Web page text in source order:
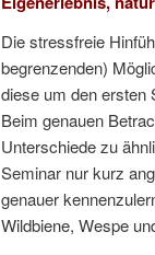
Die stressfreie
begrenzenden)
diese um den ersten
Beim genauen
Unterschiede zu
Seminar nur kurz
genauer
Wildbiene, Wespe